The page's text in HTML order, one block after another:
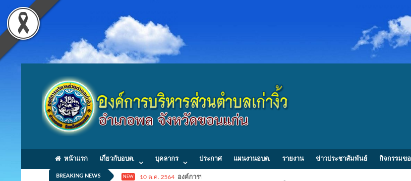
หน้าแรก เกี่ยวกับอบต. บุคลากร ประกาศ แผนงานอบต. รายงาน ข่าวประชาสัมพันธ์ กิจกรรมขอ
BREAKING NEWS NEW 10 ต.ค. 2564 องค์การบริหารส่วนตำบลเก่างิ้ว 214 หมู่ที่ 2 ตำบลเก่างิ้ว อำเภอพล จังหวัดขอนแก่น